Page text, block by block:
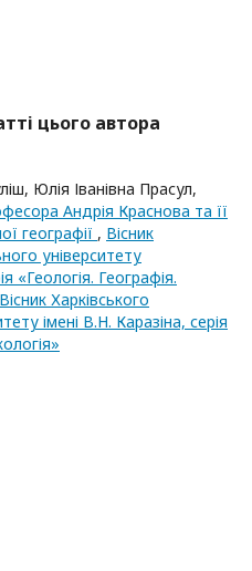
цього автора
Юлія Іванівна Прасул,
Андрія Краснова та її
географії , Вісник
університету
«Геологія. Географія.
Харківського
імені В.Н. Каразіна, серія